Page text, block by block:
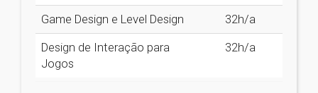
Game Design e Level Design
32h/a
Design de Interação para
Jogos
32h/a